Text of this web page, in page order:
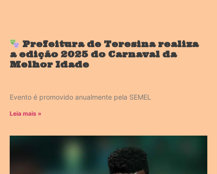
Prefeitura de Teresina realiza
a edição 2025 do Carnaval da
Melhor Idade
Evento é promovido anualmente pela SEMEL
Leia mais »